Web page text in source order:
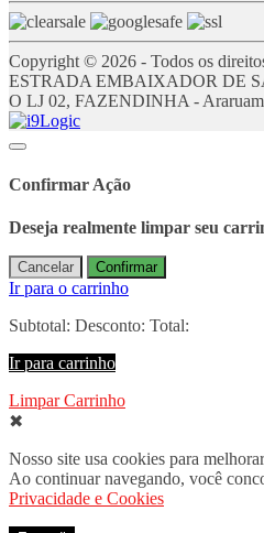
Copyright © 2026 - Todos os
ESTRADA EMBAIXADOR DE
O LJ 02, FAZENDINHA -
Confirmar Ação
Deseja realmente limpar seu
Cancelar Confirmar
Ir para o carrinho
Subtotal: Desconto: Total:
Ir para carrinho
Limpar Carrinho
✖
Nosso site usa cookies para
Ao continuar navegando, você
Privacidade e Cookies